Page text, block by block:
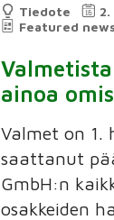
Tiedote
Featured
ainoa
Valmet on 1.
saattanut
GmbH:n
osakkeiden